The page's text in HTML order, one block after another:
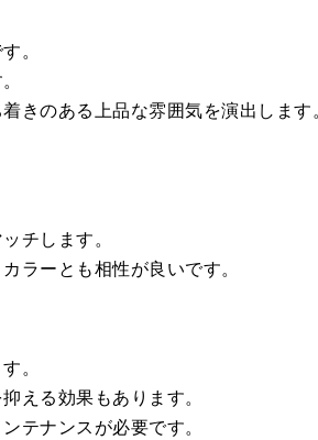
。
きのある上品な雰囲気を演出します
チします。
ラーとも相性が良いです。
。
える効果もあります。
テナンスが必要です。